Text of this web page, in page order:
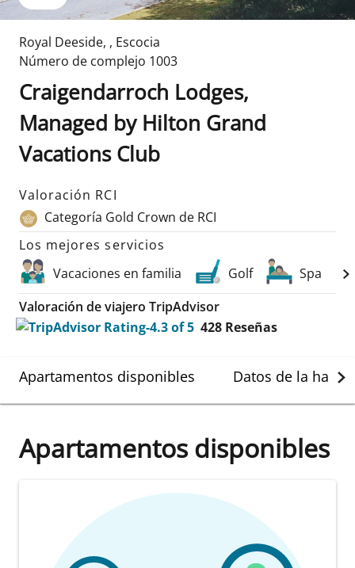
Royal Deeside, , Escocia
Número de complejo 1003
Craigendarroch Lodges,
Managed by Hilton Grand
Vacations Club
Valoración RCI
Categoría Gold Crown de RCI
Los mejores servicios
Vacaciones en familia
Golf
Spa
Valoración de viajero TripAdvisor
428 Reseñas
Apartamentos disponibles Datos de la
Apartamentos disponibles